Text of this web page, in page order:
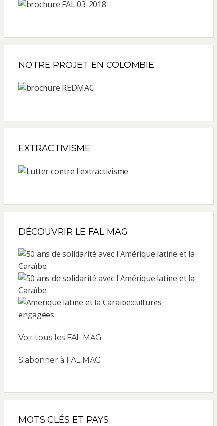
NOTRE PROJET EN COLOMBIE
EXTRACTIVISME
DÉCOUVRIR LE FAL MAG
Voir tous les FAL MAG
S'abonner à FAL MAG
MOTS CLÉS ET PAYS